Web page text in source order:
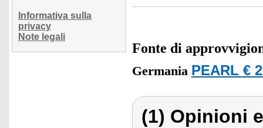
Informativa sulla
privacy
Note legali
Fonte di
Germania PEARL €
(1) Opinioni